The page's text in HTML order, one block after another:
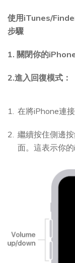
使用iTunes/
步驟
1. 關閉你的
2.進入回復模式：
在將iPhone連
繼續按住側邊
面。這表示你的